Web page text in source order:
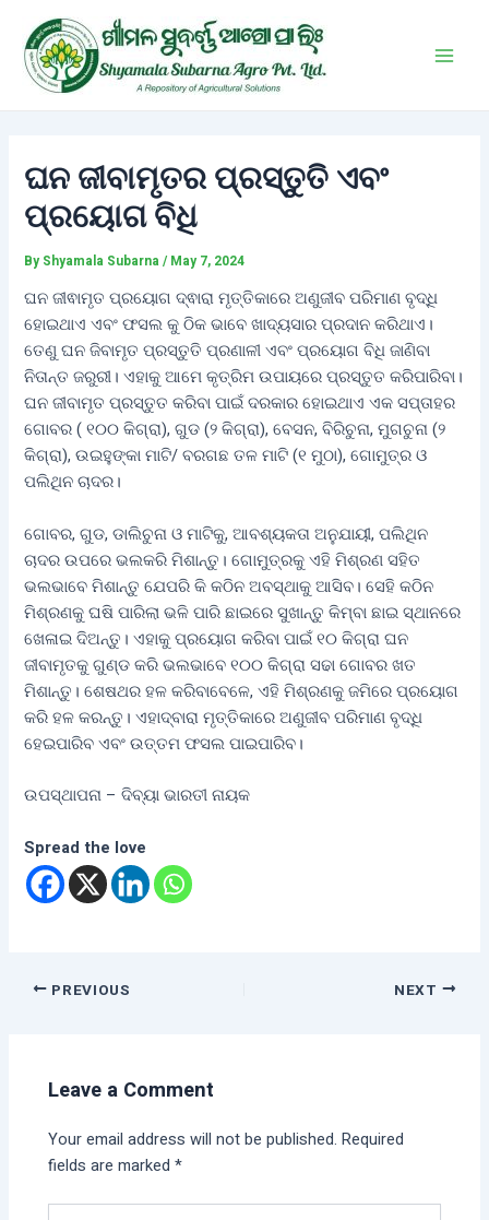
content
ଘନ ଜୀବାମୃତର ପ୍ରସ୍ତୁତି ଏବଂ
ପ୍ରୟୋଗ ବିଧି
By Shyamala Subarna/ May 7, 2024
ଘନ ଜୀଵାମୃତ ପ୍ରୟୋଗ ଦ୍ଵାରା ମୃତ୍ତିକାରେ ଅଣୁଜୀବ ପରିମାଣ ବୃଦ୍ଧି
ହୋଇଥାଏ ଏବଂ ଫସଲ କୁ ଠିକ ଭାବେ ଖାଦ୍ୟସାର ପ୍ରଦାନ କରିଥାଏ।
ତେଣୁ ଘନ ଜିବାମୃତ ପ୍ରସ୍ତୁତି ପ୍ରଣାଳୀ ଏବଂ ପ୍ରୟୋଗ ବିଧି ଜାଣିବା
ନିତାନ୍ତ ଜରୁରୀ। ଏହାକୁ ଆମେ କୃତ୍ରିମ ଉପାୟରେ ପ୍ରସ୍ତୁତ କରିପାରିବା।
ଘନ ଜୀବାମୃତ ପ୍ରସ୍ତୁତ କରିବା ପାଇଁ ଦରକାର ହୋଇଥାଏ ଏକ ସପ୍ତାହର
ଗୋବର ( ୧୦୦ କିଗ୍ରା), ଗୁଡ (୨ କିଗ୍ରା), ବେସନ, ବିରିଚୁନା, ମୁଗଚୁନା (୨
କିଗ୍ରା), ଉଇହୁଙ୍କା ମାଟି/ ବରଗଛ ତଳ ମାଟି (୧ ମୁଠା), ଗୋମୁତ୍ର ଓ
ପଲିଥିନ ଚାଦର।
ଗୋବର, ଗୁଡ, ଡାଲିଚୁନା ଓ ମାଟିକୁ, ଆବଶ୍ୟକତା ଅନୁଯାୟୀ, ପଲିଥିନ
ଚାଦର ଉପରେ ଭଲକରି ମିଶାନ୍ତୁ। ଗୋମୁତ୍ରକୁ ଏହି ମିଶ୍ରଣ ସହିତ
ଭଲଭାବେ ମିଶାନ୍ତୁ ଯେପରି କି କଠିନ ଅବସ୍ଥାକୁ ଆସିବ। ସେହି କଠିନ
ମିଶ୍ରଣକୁ ଘଷି ପାରିଲା ଭଳି ପାରି ଛାଇରେ ସୁଖାନ୍ତୁ କିମ୍ବା ଛାଇ ସ୍ଥାନରେ
ଖେଳାଇ ଦିଅନ୍ତୁ। ଏହାକୁ ପ୍ରୟୋଗ କରିବା ପାଇଁ ୧୦ କିଗ୍ରା ଘନ
ଜୀବାମୃତକୁ ଗୁଣ୍ଡ କରି ଭଲଭାବେ ୧୦୦ କିଗ୍ରା ସଢା ଗୋବର ଖତ
ମିଶାନ୍ତୁ। ଶେଷଥର ହଳ କରିବାବେଳେ, ଏହି ମିଶ୍ରଣକୁ ଜମିରେ ପ୍ରୟୋଗ
କରି ହଳ କରନ୍ତୁ। ଏହାଦ୍ବାରା ମୃତ୍ତିକାରେ ଅଣୁଜୀବ ପରିମାଣ ବୃଦ୍ଧି
ହେଇପାରିବ ଏବଂ ଉତ୍ତମ ଫସଲ ପାଇପାରିବ।
ଉପସ୍ଥାପନା – ଦିବ୍ୟା ଭାରତୀ ନାୟକ
Spread the love
navigation
PREVIOUS NEXT
Leave a Comment
Your email address will not be published. Required
fields are marked*